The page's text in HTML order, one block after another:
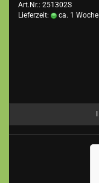
Art.Nr.: 251302S
Lieferzeit:
ca. 1 Woche